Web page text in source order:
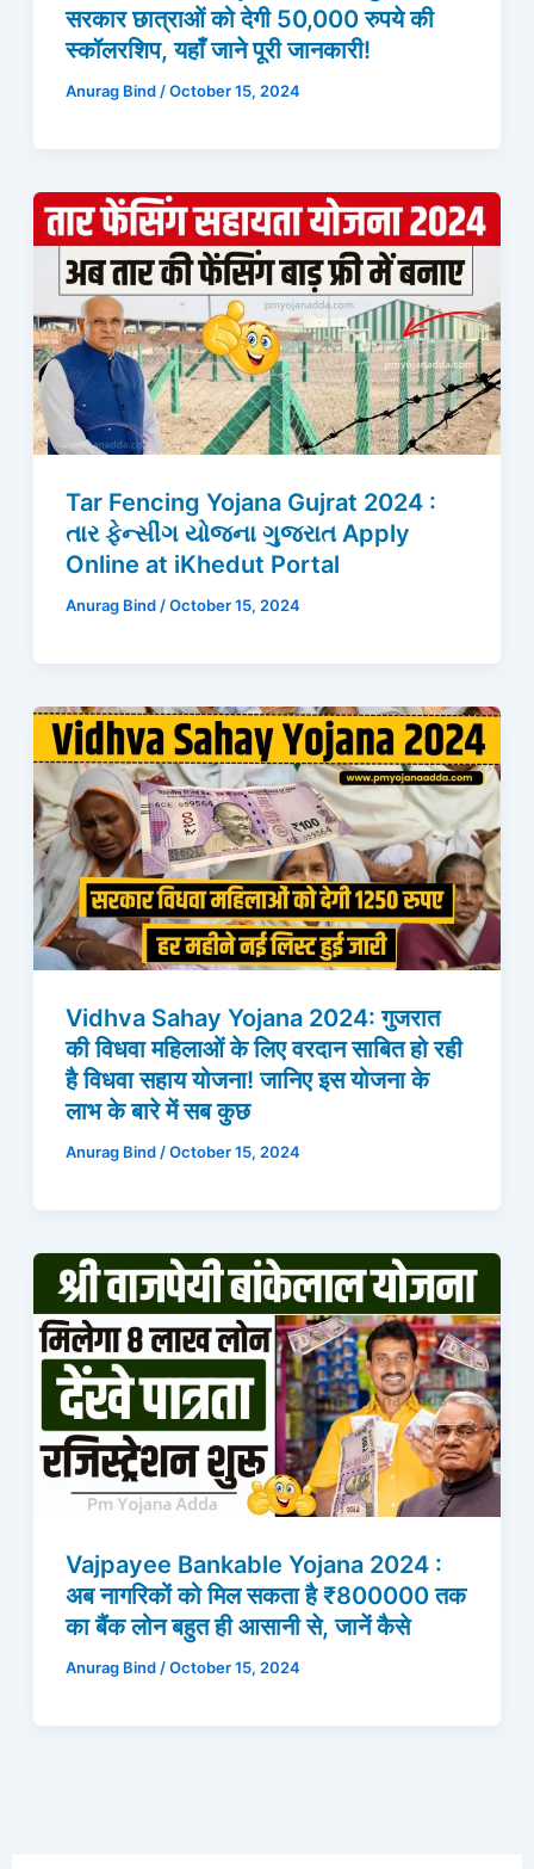
सरकार छात्राओं को देगी 50,000 रुपये की
स्कॉलरशिप, यहाँ जाने पूरी जानकारी!
Anurag Bind /October 15, 2024
Tar Fencing Yojana Gujrat 2024 :
તાર ફેન્સીંગ યોજના ગુજરાત Apply
Online at iKhedut Portal
Anurag Bind/October 15, 2024
Vidhva Sahay Yojana 2024: गुजरात
की विधवा महिलाओं के लिए वरदान साबित हो रही
है विधवा सहाय योजना! जानिए इस योजना के
लाभ के बारे में सब कुछ
Anurag Bind /October 15, 2024
Vajpayee Bankable Yojana 2024 :
अब नागरिकों को मिल सकता है ₹800000 तक
का बैंक लोन बहुत ही आसानी से, जानें कैसे
Anurag Bind /October 15, 2024